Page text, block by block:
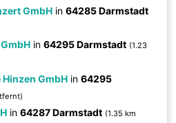
GmbH in64285 Darmstadt
in64295 Darmstadt (1.23
GmbH in64295
in64287 Darmstadt (1.35 km